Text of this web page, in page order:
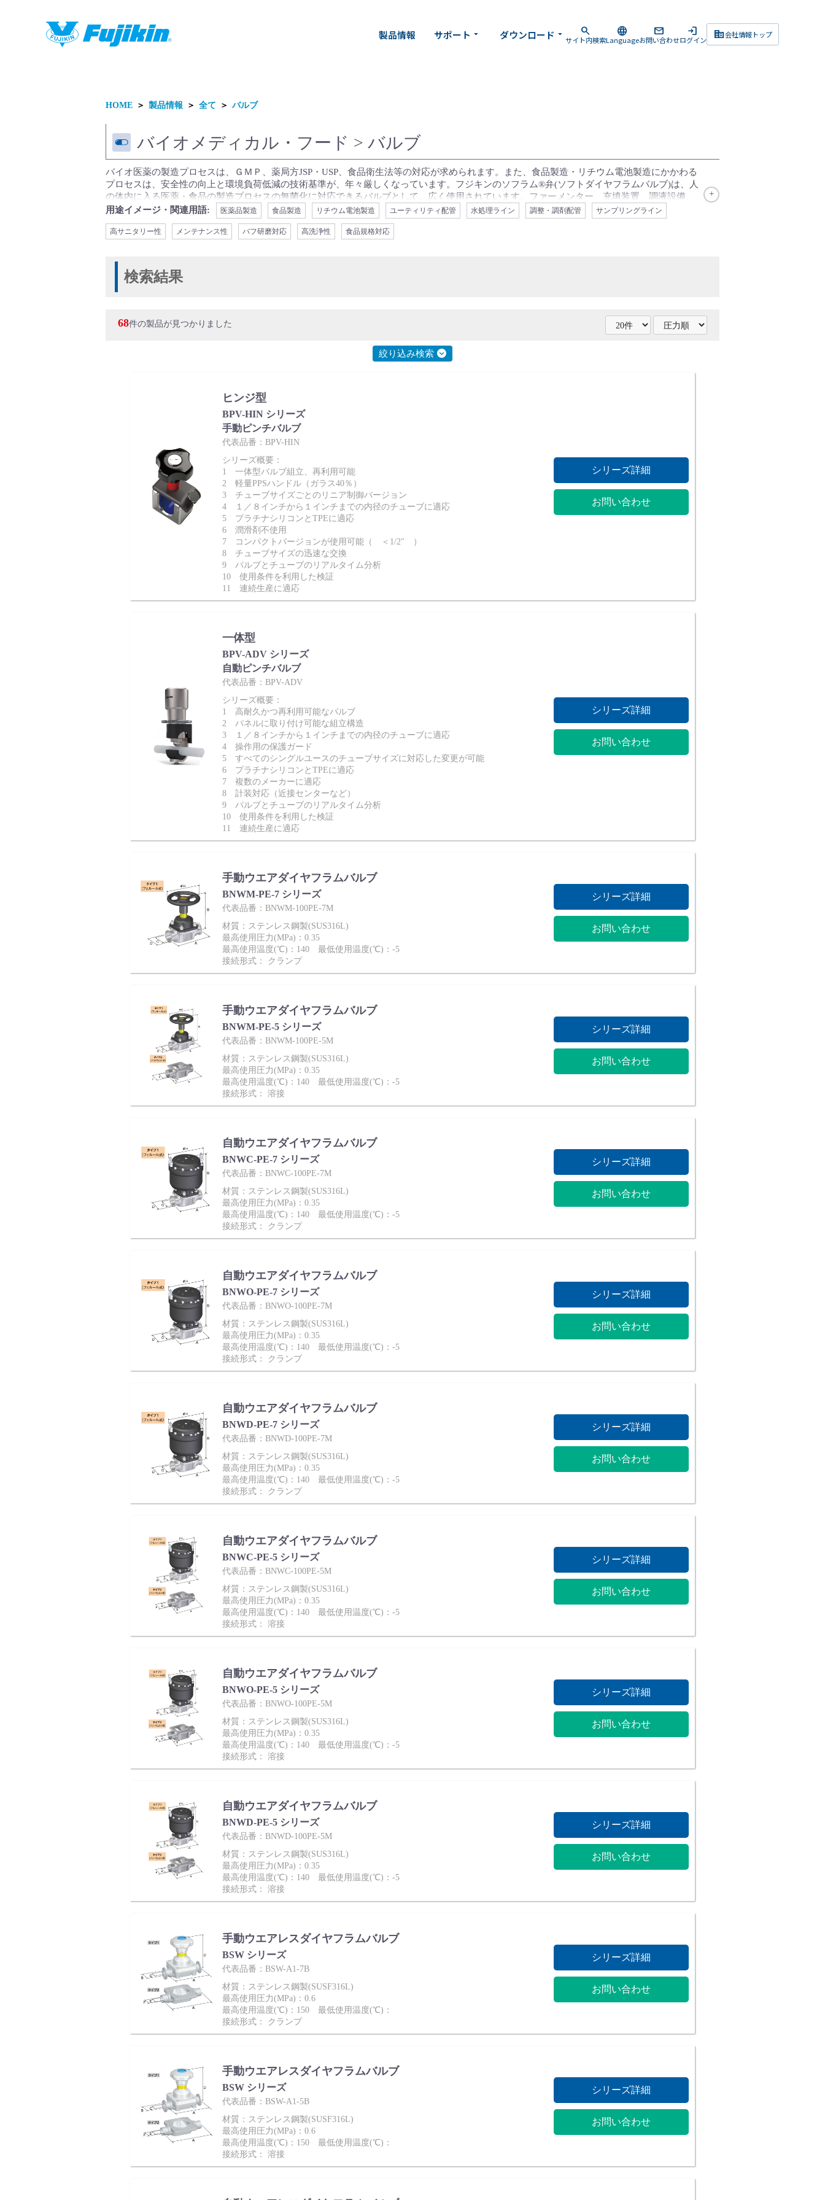
corporate_fare会社情報トップ
search
サイト内検索
language
Language
mail
お問い合わせ
login
ログイン
製品情報 サポート arrow_drop_down ダウンロード arrow_drop_down
製品情報
ダウンロード
製品カタログダウンロード
サポート
Cv値・流量計算ツール
ログイン
会社情報
Corporate Blog
採用情報
日本語／English
製品情報
HOME ＞ 製品情報 ＞ 全て ＞ バルブ
バイオメディカル・フード > バルブ
バイオ医薬の製造プロセスは、ＧＭＰ、薬局方JSP・USP、食品衛生法等の対応が求められます。また、食品製造・リチウム電池製造にかかわる
プロセスは、安全性の向上と環境負荷低減の技術基準が、年々厳しくなっています。フジキンのソフラム®弁(ソフトダイヤフラムバルブ)は、人
の体内に入る医薬・食品の製造プロセスの無菌化に対応できるバルブとして、広く使用されています。ファーメンター、充填装置、調液設備、
PSG装置、水処理設備等に使用されています。フジキンのバルブは、アセプティックバルブとして、高サニタリー性、メンテナンス性、高洗浄
性のご要求を満たし、最先端プロセスの一歩先を常に見据えております。
用途イメージ・関連用語: 医薬品製造 食品製造 リチウム電池製造 ユーティリティ配管 水処理ライン 調整・調剤配管 サンプリングライン
高サニタリー性 メンテナンス性 バフ研磨対応 高洗浄性 食品規格対応
検索結果
68件の製品が見つかりました
絞り込み検索
ヒンジ型
BPV-HIN シリーズ
手動ピンチバルブ
代表品番：BPV-HIN
シリーズ概要：
1 一体型バルブ組立、再利用可能
2 軽量PPSハンドル（ガラス40％）
3 チューブサイズごとのリニア制御バージョン
4 １／８インチから１インチまでの内径のチューブに適応
5 プラチナシリコンとTPEに適応
6 潤滑剤不使用
7 コンパクトバージョンが使用可能（ ＜1/2" ）
8 チューブサイズの迅速な交換
9 バルブとチューブのリアルタイム分析
10 使用条件を利用した検証
11 連続生産に適応
シリーズ詳細
お問い合わせ
一体型
BPV-ADV シリーズ
自動ピンチバルブ
代表品番：BPV-ADV
シリーズ概要：
1 高耐久かつ再利用可能なバルブ
2 パネルに取り付け可能な組立構造
3 １／８インチから１インチまでの内径のチューブに適応
4 操作用の保護ガード
5 すべてのシングルユースのチューブサイズに対応した変更が可能
6 プラチナシリコンとTPEに適応
7 複数のメーカーに適応
8 計装対応（近接センターなど）
9 バルブとチューブのリアルタイム分析
10 使用条件を利用した検証
11 連続生産に適応
シリーズ詳細
お問い合わせ
手動ウエアダイヤフラムバルブ
BNWM-PE-7 シリーズ
代表品番：BNWM-100PE-7M
材質：ステンレス鋼製(SUS316L)
最高使用圧力(MPa)：0.35
最高使用温度(℃)：140 最低使用温度(℃)：-5
接続形式： クランプ
シリーズ詳細
お問い合わせ
手動ウエアダイヤフラムバルブ
BNWM-PE-5 シリーズ
代表品番：BNWM-100PE-5M
材質：ステンレス鋼製(SUS316L)
最高使用圧力(MPa)：0.35
最高使用温度(℃)：140 最低使用温度(℃)：-5
接続形式： 溶接
シリーズ詳細
お問い合わせ
自動ウエアダイヤフラムバルブ
BNWC-PE-7 シリーズ
代表品番：BNWC-100PE-7M
材質：ステンレス鋼製(SUS316L)
最高使用圧力(MPa)：0.35
最高使用温度(℃)：140 最低使用温度(℃)：-5
接続形式： クランプ
シリーズ詳細
お問い合わせ
自動ウエアダイヤフラムバルブ
BNWO-PE-7 シリーズ
代表品番：BNWO-100PE-7M
材質：ステンレス鋼製(SUS316L)
最高使用圧力(MPa)：0.35
最高使用温度(℃)：140 最低使用温度(℃)：-5
接続形式： クランプ
シリーズ詳細
お問い合わせ
自動ウエアダイヤフラムバルブ
BNWD-PE-7 シリーズ
代表品番：BNWD-100PE-7M
材質：ステンレス鋼製(SUS316L)
最高使用圧力(MPa)：0.35
最高使用温度(℃)：140 最低使用温度(℃)：-5
接続形式： クランプ
シリーズ詳細
お問い合わせ
自動ウエアダイヤフラムバルブ
BNWC-PE-5 シリーズ
代表品番：BNWC-100PE-5M
材質：ステンレス鋼製(SUS316L)
最高使用圧力(MPa)：0.35
最高使用温度(℃)：140 最低使用温度(℃)：-5
接続形式： 溶接
シリーズ詳細
お問い合わせ
自動ウエアダイヤフラムバルブ
BNWO-PE-5 シリーズ
代表品番：BNWO-100PE-5M
材質：ステンレス鋼製(SUS316L)
最高使用圧力(MPa)：0.35
最高使用温度(℃)：140 最低使用温度(℃)：-5
接続形式： 溶接
シリーズ詳細
お問い合わせ
自動ウエアダイヤフラムバルブ
BNWD-PE-5 シリーズ
代表品番：BNWD-100PE-5M
材質：ステンレス鋼製(SUS316L)
最高使用圧力(MPa)：0.35
最高使用温度(℃)：140 最低使用温度(℃)：-5
接続形式： 溶接
シリーズ詳細
お問い合わせ
手動ウエアレスダイヤフラムバルブ
BSW シリーズ
代表品番：BSW-A1-7B
材質：ステンレス鋼製(SUSF316L)
最高使用圧力(MPa)：0.6
最高使用温度(℃)：150 最低使用温度(℃)：
接続形式： クランプ
シリーズ詳細
お問い合わせ
手動ウエアレスダイヤフラムバルブ
BSW シリーズ
代表品番：BSW-A1-5B
材質：ステンレス鋼製(SUSF316L)
最高使用圧力(MPa)：0.6
最高使用温度(℃)：150 最低使用温度(℃)：
接続形式： 溶接
シリーズ詳細
お問い合わせ